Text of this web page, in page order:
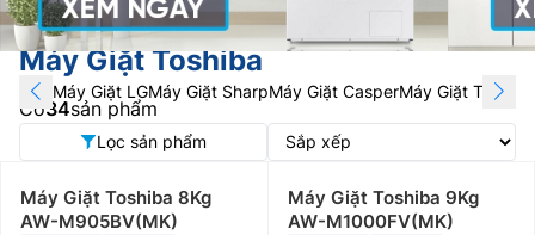
Máy Giặt Toshiba
Máy Giặt LGMáy Giặt SharpMáy Giặt CasperMáy Giặt Toshiba
Có34sản phẩm
Lọc sản phẩm
Máy Giặt Toshiba 8Kg
AW-M905BV(MK)
Máy Giặt Toshiba 9Kg
AW-M1000FV(MK)